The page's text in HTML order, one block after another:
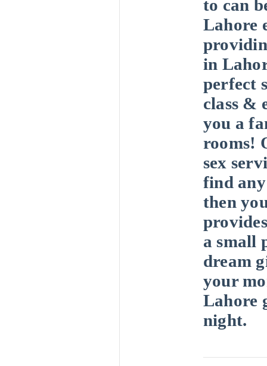
to can
Lahore
in
perfect
class &
you a
rooms!
sex
find
then
a small
dream
your
Lahore
night.